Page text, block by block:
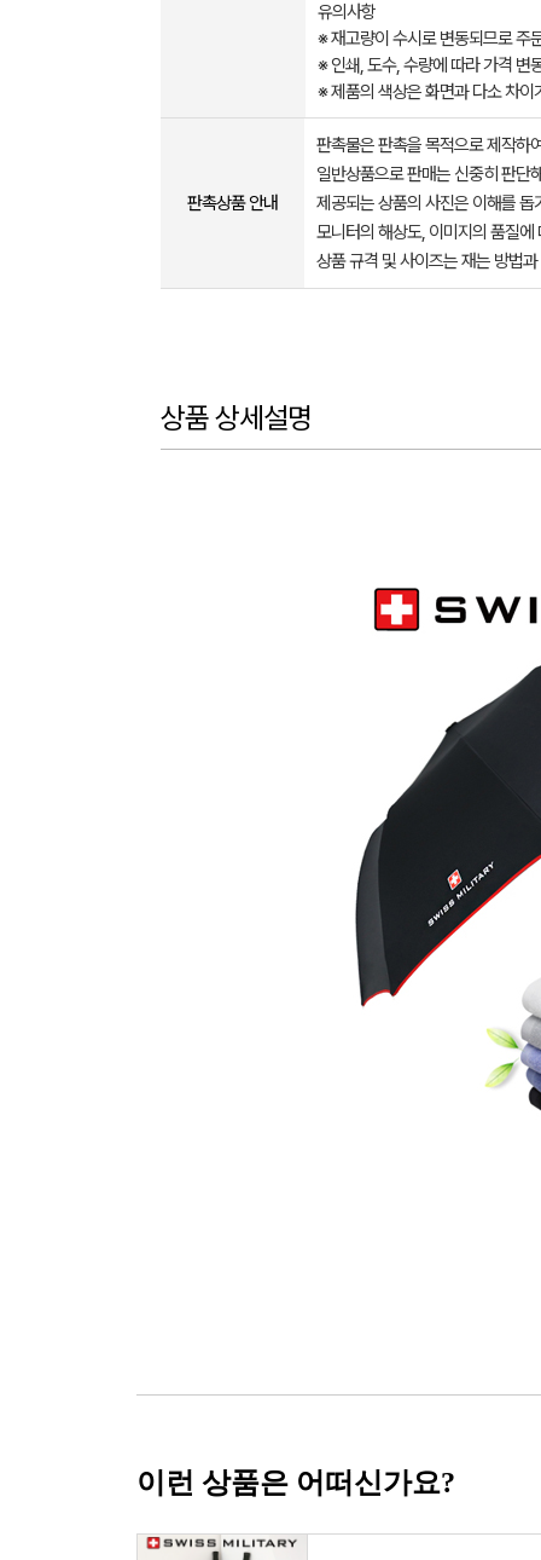
유의사항
※ 재고량이 수시로 변동되므로 주
※ 인쇄, 도수, 수량에 따라 가격 변
※ 제품의 색상은 화면과 다소 차이
판촉상품 안내
판촉물은 판촉을 목적으로 제작하
일반상품으로 판매는 신중히 판단
제공되는 상품의 사진은 이해를
모니터의 해상도, 이미지의 품질
상품 규격 및 사이즈는 재는 방법
상품 상세설명
이런 상품은 어떠신가요?